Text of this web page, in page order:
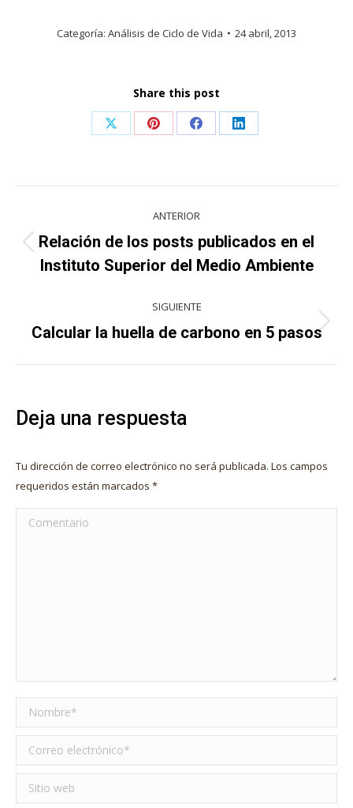
Categoría: Análisis de Ciclo de Vida 24 abril, 2013
Share this post
Share Share Share Share
entre
publicaciones
ANTERIOR
Publicación
anterior:
Relación de los posts publicados en el
Instituto Superior del Medio Ambiente
SIGUIENTE
Publicación
Calcular la huella de carbono en 5 pasos
Deja una respuesta
Tu dirección de correo electrónico no será publicada. Los campos
requeridos están marcados *
Comentario
Nombre *
Correo electrónico *
Sitio web